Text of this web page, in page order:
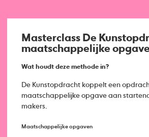
Masterclass De
maatschappelijke
Wat houdt deze methode in?
De Kunstopdracht koppelt een
maatschappelijke opgave aan
makers.
Maatschappelijke opgaven